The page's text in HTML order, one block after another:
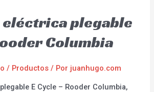
plegable
Columbia
/ Productos / Por juanhugo.com
E Cycle – Rooder Columbia,